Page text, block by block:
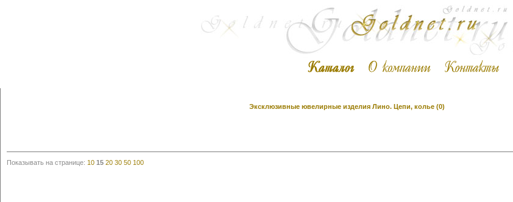
Эксклюзивные ювелирные изделия Лино. Цепи, колье (0)
Показывать на странице: 10 15 20 30 50 100